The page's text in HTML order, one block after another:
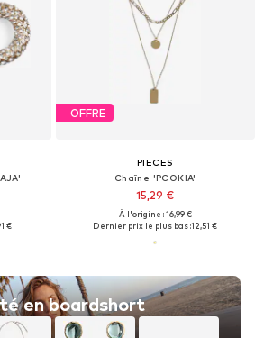
€
en boardshort
OFFRE
PIECES
Chaîne 'PCOKIA'
15,29 €
À l'origine : 16,99 €
Dernier prix le plus bas :12,51 €